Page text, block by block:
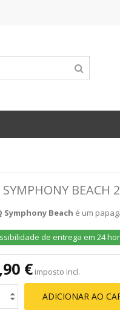
SYMPHONY BEACH
Symphony Beach é um
de entrega em 24
€ imposto incl.
ADICIONAR AO